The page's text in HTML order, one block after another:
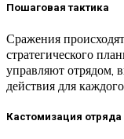
Пошаговая тактика
Сражения
стратегического
управляют отрядом,
действия для
Кастомизация отряда